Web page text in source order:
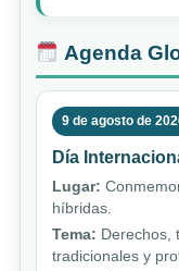
Agenda
9 de agosto de
Día
Lugar:
híbridas.
Tema: Derechos,
tradicionales y